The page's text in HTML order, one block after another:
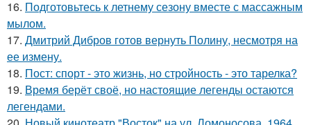
16. Подготовьтесь к летнему сезону вместе с массажным
мылом.
17. Дмитрий Дибров готов вернуть Полину, несмотря на
ее измену.
18. Пост: спорт - это жизнь, но стройность - это тарелка?
19. Время берёт своё, но настоящие легенды остаются
легендами.